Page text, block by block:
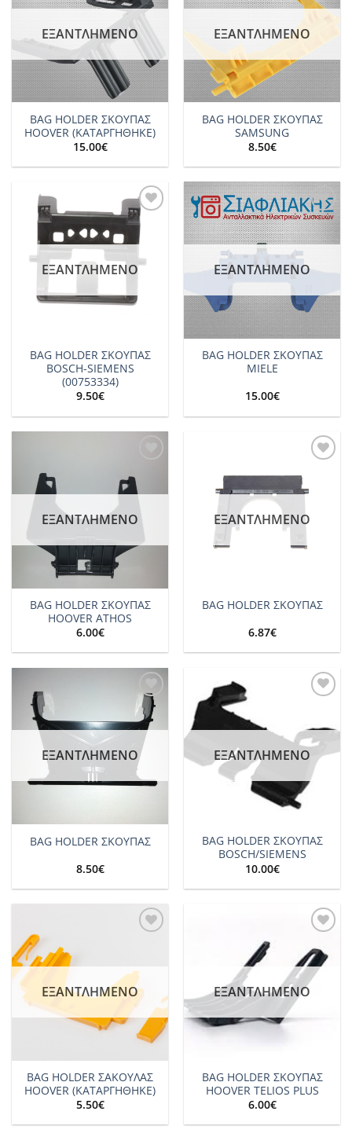
ΕΞΑΝΤΛΗΜΈΝΟ
BAG HOLDER ΣΚΟΥΠΑΣ
HOOVER (ΚΑΤΑΡΓΗΘΗΚΕ)
15.00€
ΕΞΑΝΤΛΗΜΈΝΟ
BAG HOLDER ΣΚΟΥΠΑΣ
SAMSUNG
8.50€
Add to
wishlist
ΕΞΑΝΤΛΗΜΈΝΟ
BAG HOLDER ΣΚΟΥΠΑΣ
BOSCH-SIEMENS
(00753334)
9.50€
Add to
wishlist
ΕΞΑΝΤΛΗΜΈΝΟ
BAG HOLDER ΣΚΟΥΠΑΣ
MIELE
15.00€
wishlist
ΕΞΑΝΤΛΗΜΈΝΟ
BAG HOLDER ΣΚΟΥΠΑΣ
HOOVER ATHOS
6.00€
wishlist
ΕΞΑΝΤΛΗΜΈΝΟ
BAG HOLDER ΣΚΟΥΠΑΣ
6.87€
Add to
wishlist
ΕΞΑΝΤΛΗΜΈΝΟ
BAG HOLDER ΣΚΟΥΠΑΣ
8.50€
ΕΞΑΝΤΛΗΜΈΝΟ
BAG HOLDER ΣΚΟΥΠΑΣ
BOSCH/SIEMENS
10.00€
ΕΞΑΝΤΛΗΜΈΝΟ
BAG HOLDER ΣΑΚΟΥΛΑΣ
HOOVER (ΚΑΤΑΡΓΗΘΗΚΕ)
5.50€
wishlist
ΕΞΑΝΤΛΗΜΈΝΟ
BAG HOLDER ΣΚΟΥΠΑΣ
HOOVER TELIOS PLUS
6.00€